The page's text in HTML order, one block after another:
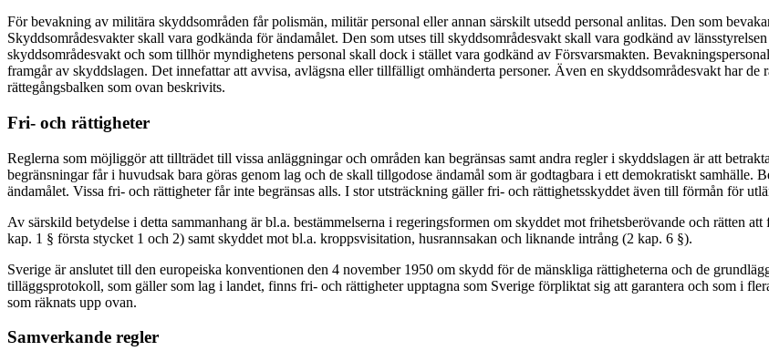
För bevakning av militära skyddsområden får polismän, militär personal eller annan särskilt utsedd personal anlitas. Den som
Skyddsområdesvakter skall vara godkända för ändamålet. Den som utses till skyddsområdesvakt skall vara godkänd av
skyddsområdesvakt och som tillhör myndighetens personal skall dock i stället vara godkänd av Försvarsmakten.
framgår av skyddslagen. Det innefattar att avvisa, avlägsna eller tillfälligt omhänderta personer. Även en skyddsområdesvakt har
rättegångsbalken som ovan beskrivits.
Fri- och rättigheter
Reglerna som möjliggör att tillträdet till vissa anläggningar och områden kan begränsas samt andra regler i skyddslagen är att
begränsningar får i huvudsak bara göras genom lag och de skall tillgodose ändamål som är godtagbara i ett demokratiskt
ändamålet. Vissa fri- och rättigheter får inte begränsas alls. I stor utsträckning gäller fri- och rättighetsskyddet även till förmån för
Av särskild betydelse i detta sammanhang är bl.a. bestämmelserna i regeringsformen om skyddet mot frihetsberövande och rätten
kap. 1 § första stycket 1 och 2) samt skyddet mot bl.a. kroppsvisitation, husrannsakan och liknande intrång (2 kap. 6 §).
Sverige är anslutet till den europeiska konventionen den 4 november 1950 om skydd för de mänskliga rättigheterna och de
tilläggsprotokoll, som gäller som lag i landet, finns fri- och rättigheter upptagna som Sverige förpliktat sig att garantera och som i
som räknats upp ovan.
Samverkande regler